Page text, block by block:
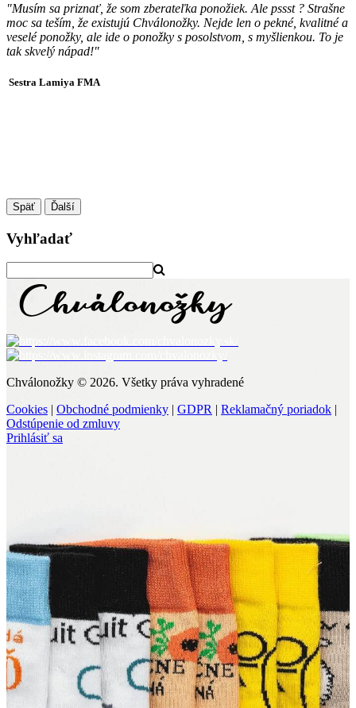
"Musím sa priznať, že som zberateľka ponožiek. Ale pssst ? Strašne
moc sa teším, že existujú Chválonožky. Nejde len o pekné, kvalitné a
veselé ponožky, ale ide o ponožky s posolstvom, s myšlienkou. To je
tak skvelý nápad!"
Sestra Lamiya FMA
Späť Ďalší
Vyhľadať
Chválonožky © 2026. Všetky práva vyhradené
Cookies
Obchodné podmienky GDPR Reklamačný poriadok
Odstúpenie od zmluvy
Prihlásiť sa